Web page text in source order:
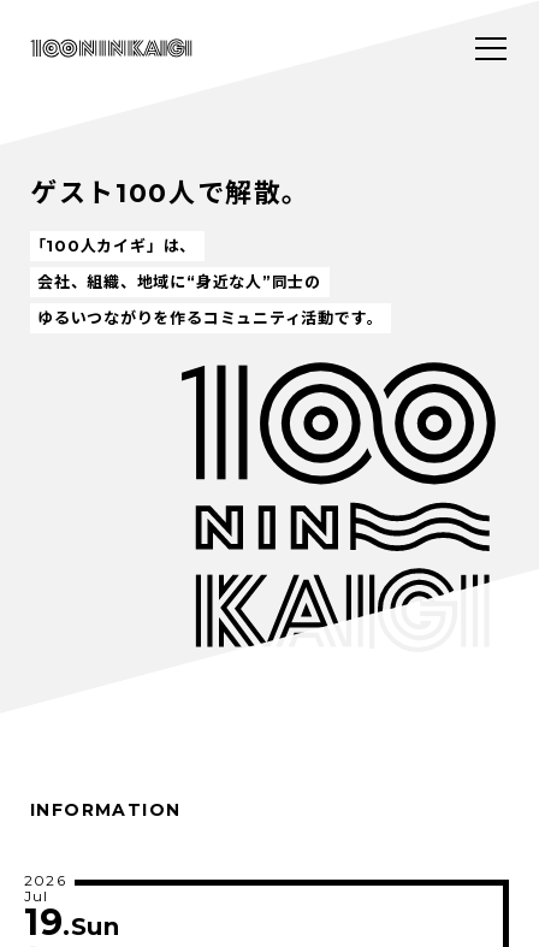
ゲスト100人で解散。
「100人カイギ」は、
会社、組織、地域に“身近な人”同士の
ゆるいつながりを作るコミュニティ活動です。
INFORMATION
2026
Jul
19.Sun